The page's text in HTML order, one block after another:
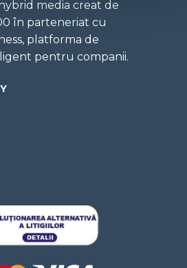
media creat de
în parteneriat cu
platforma de
pentru companii.